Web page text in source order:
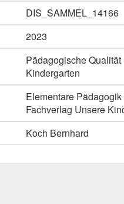
DIS_SAMMEL_14166
2023
Pädagogische
Kindergarten
Elementare
Fachverlag Unsere
Koch Bernhard